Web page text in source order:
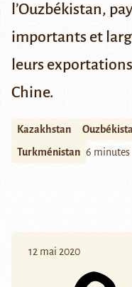
l’Ouzbékistan,
importants et
leurs
Chine.
Kazakhstan
Turkménistan 6 minutes
12 mai 2020